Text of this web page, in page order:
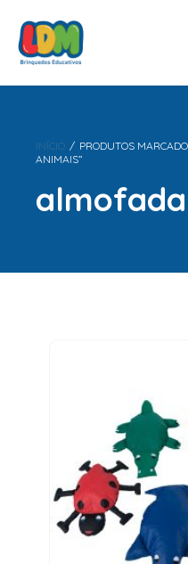
INÍCIO / PRODUTOS
ANIMAIS”